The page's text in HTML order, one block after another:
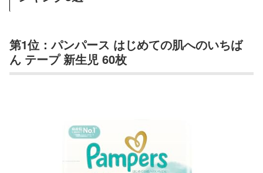
第1位：パンパース はじめての肌へのいちば
ん テープ 新生児 60枚